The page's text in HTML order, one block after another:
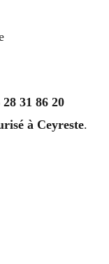
31 86 20
à Ceyreste.